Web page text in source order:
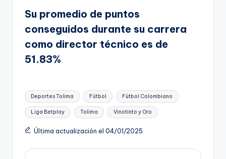
Su promedio de puntos
conseguidos durante su carrera
como director técnico es de
51.83%
Etiquetas:
Deportes Tolima Fútbol Fútbol Colombiano
Liga Betplay Tolima Vinotinto y Oro
Última actualización el 04/01/2025